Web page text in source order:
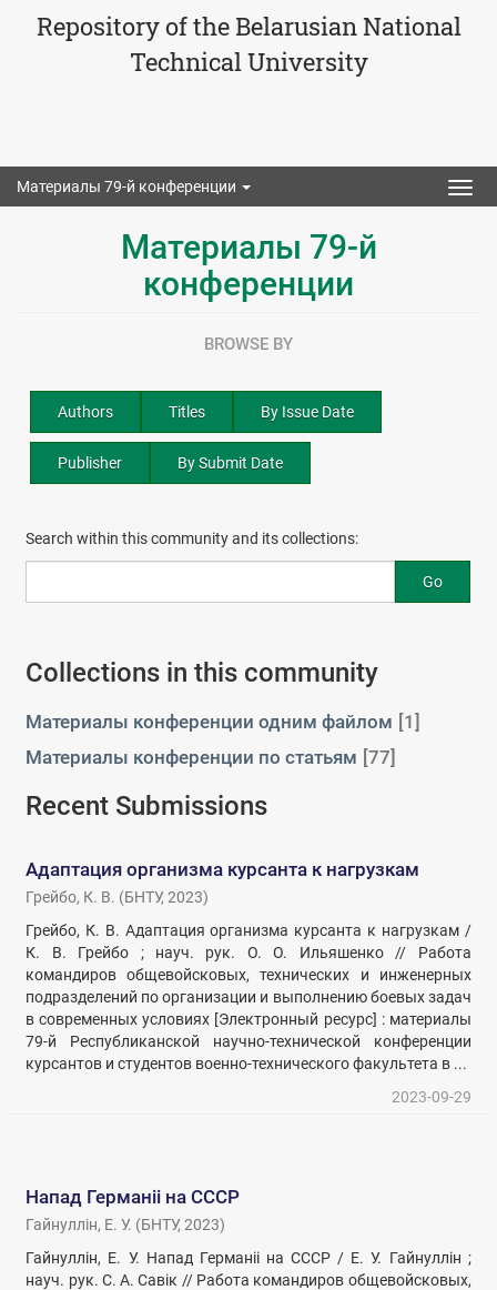
Repository of the Belarusian National
Technical University
Материалы 79-й конференции
Материалы 79-й
конференции
BROWSE BY
Authors Titles By Issue Date
Publisher By Submit Date
Search within this community and its collections:
Go
Collections in this community
Материалы конференции одним файлом [1]
Материалы конференции по статьям [77]
Recent Submissions
Адаптация организма курсанта к нагрузкам
Грейбо, К. В. (БНТУ,2023)
Грейбо, К. В. Адаптация организма курсанта к нагрузкам /
К. В. Грейбо ; науч. рук. О. О. Ильяшенко // Работа
командиров общевойсковых, технических и инженерных
подразделений по организации и выполнению боевых задач
в современных условиях [Электронный ресурс] : материалы
79-й Республиканской научно-технической конференции
курсантов и студентов военно-технического факультета в ...
2023-09-29
Напад Германіі на СССР
Гайнуллін, Е. У. (БНТУ,2023)
Гайнуллін, Е. У. Напад Германіі на СССР / Е. У. Гайнуллін ;
науч. рук. С. А. Савік // Работа командиров общевойсковых,